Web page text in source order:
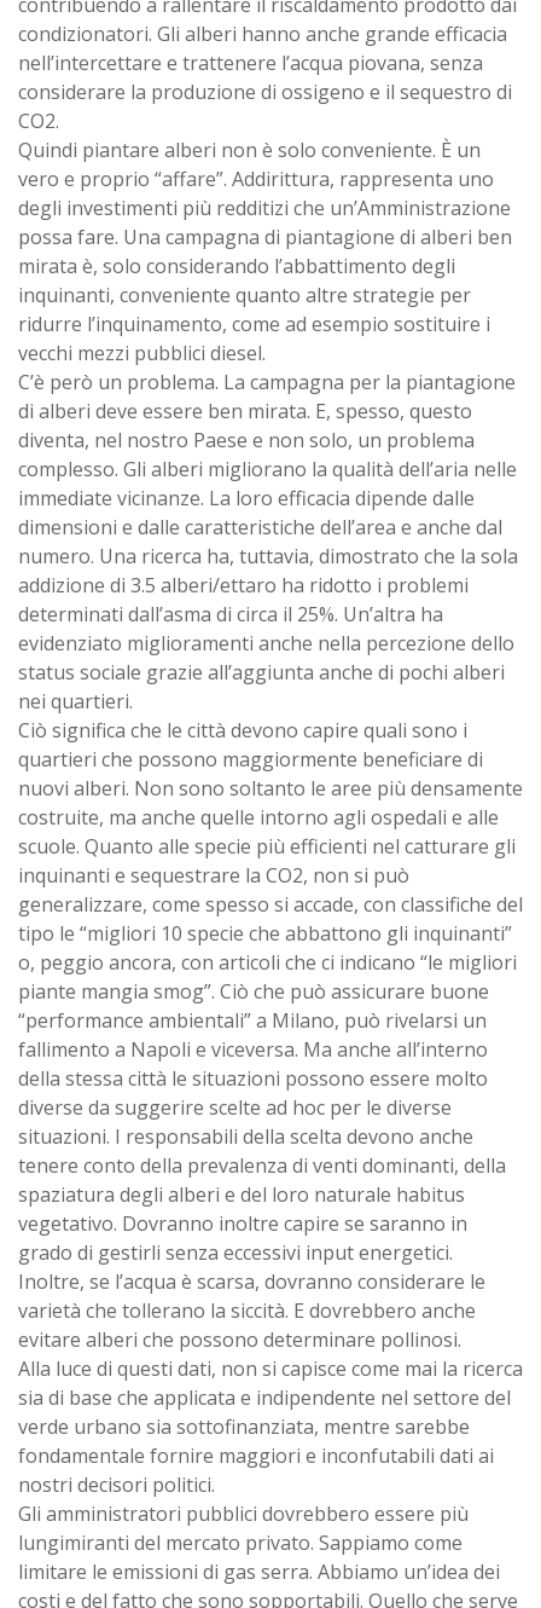
condizionatori. Gli alberi hanno anche grande efficacia
nell’intercettare e trattenere l’acqua piovana, senza
considerare la produzione di ossigeno e il sequestro di
CO2.
Quindi piantare alberi non è solo conveniente. È un
vero e proprio “affare”. Addirittura, rappresenta uno
degli investimenti più redditizi che un’Amministrazione
possa fare. Una campagna di piantagione di alberi ben
mirata è, solo considerando l’abbattimento degli
inquinanti, conveniente quanto altre strategie per
ridurre l’inquinamento, come ad esempio sostituire i
vecchi mezzi pubblici diesel.
C’è però un problema. La campagna per la piantagione
di alberi deve essere ben mirata. E, spesso, questo
diventa, nel nostro Paese e non solo, un problema
complesso. Gli alberi migliorano la qualità dell’aria nelle
immediate vicinanze. La loro efficacia dipende dalle
dimensioni e dalle caratteristiche dell’area e anche dal
numero. Una ricerca ha, tuttavia, dimostrato che la sola
addizione di 3.5 alberi/ettaro ha ridotto i problemi
determinati dall’asma di circa il 25%. Un’altra ha
evidenziato miglioramenti anche nella percezione dello
status sociale grazie all’aggiunta anche di pochi alberi
nei quartieri.
Ciò significa che le città devono capire quali sono i
quartieri che possono maggiormente beneficiare di
nuovi alberi. Non sono soltanto le aree più densamente
costruite, ma anche quelle intorno agli ospedali e alle
scuole. Quanto alle specie più efficienti nel catturare gli
inquinanti e sequestrare la CO2, non si può
generalizzare, come spesso si accade, con classifiche del
tipo le “migliori 10 specie che abbattono gli inquinanti”
o, peggio ancora, con articoli che ci indicano “le migliori
piante mangia smog”. Ciò che può assicurare buone
“performance ambientali” a Milano, può rivelarsi un
fallimento a Napoli e viceversa. Ma anche all’interno
della stessa città le situazioni possono essere molto
diverse da suggerire scelte ad hoc per le diverse
situazioni. I responsabili della scelta devono anche
tenere conto della prevalenza di venti dominanti, della
spaziatura degli alberi e del loro naturale habitus
vegetativo. Dovranno inoltre capire se saranno in
grado di gestirli senza eccessivi input energetici.
Inoltre, se l’acqua è scarsa, dovranno considerare le
varietà che tollerano la siccità. E dovrebbero anche
evitare alberi che possono determinare pollinosi.
Alla luce di questi dati, non si capisce come mai la ricerca
sia di base che applicata e indipendente nel settore del
verde urbano sia sottofinanziata, mentre sarebbe
fondamentale fornire maggiori e inconfutabili dati ai
nostri decisori politici.
Gli amministratori pubblici dovrebbero essere più
lungimiranti del mercato privato. Sappiamo come
limitare le emissioni di gas serra. Abbiamo un’idea dei
costi e del fatto che sono sopportabili. Quello che serve